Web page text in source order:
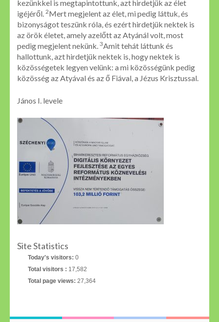
kezünkkel is megtapintottunk, azt hirdetjük az élet
igéjéről. 2Mert megjelent az élet, mi pedig láttuk, és
bizonyságot teszünk róla, és ezért hirdetjük nektek is
az örök életet, amely azelőtt az Atyánál volt, most
pedig megjelent nekünk. 3Amit tehát láttunk és
hallottunk, azt hirdetjük nektek is, hogy nektek is
közösségetek legyen velünk: a mi közösségünk pedig
közösség az Atyával és az ő Fiával, a Jézus Krisztussal.
János I. levele
Site Statistics
Today's visitors: 0
Total visitors : 17,582
Total page views: 27,364